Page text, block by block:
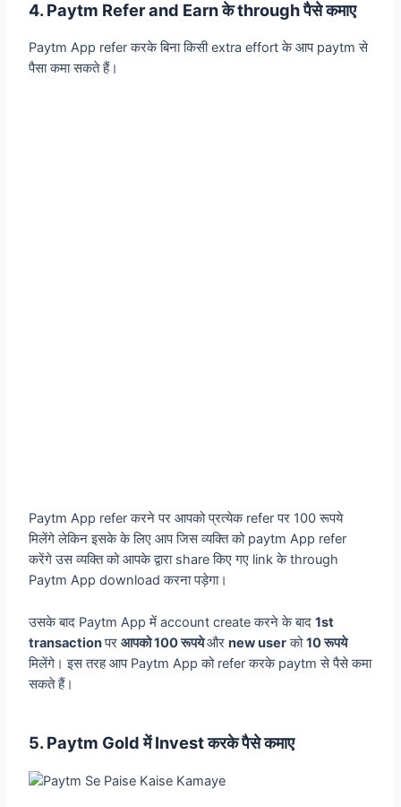
4. Paytm Refer and Earn के through पैसे कमाए
Paytm App refer करके बिना किसी extra effort के आप paytm से
पैसा कमा सकते हैं।
Paytm App refer करने पर आपको प्रत्येक refer पर 100 रूपये
मिलेंगे लेकिन इसके के लिए आप जिस व्यक्ति को paytm App refer
करेंगे उस व्यक्ति को आपके द्वारा share किए गए link के through
Paytm App download करना पड़ेगा।
उसके बाद Paytm App में account create करने के बाद1st
transactionपरआपको 100 रूपयेऔरnew userको10 रूपये
मिलेंगे। इस तरह आप Paytm App को refer करके paytm से पैसे कमा
सकते हैं।
5. Paytm Gold में Invest करके पैसे कमाए